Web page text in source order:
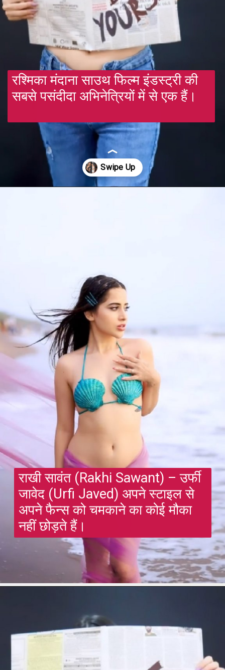
रश्मिका मंदाना साउथ फिल्म इंडस्ट्री की
सबसे पसंदीदा अभिनेत्रियों में से एक हैं।
राखी सावंत (Rakhi Sawant) – उर्फी
जावेद (Urfi Javed) अपने स्टाइल से
अपने फैन्स को चमकाने का कोई मौका
नहीं छोड़ते हैं।